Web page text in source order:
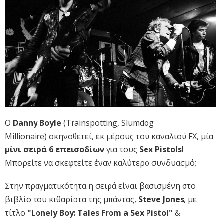
Ο Danny Boyle (Trainspotting, Slumdog
Millionaire) σκηνοθετεί, εκ μέρους του καναλιού FX, μία
μίνι σειρά 6 επεισοδίωνγια τους Sex Pistols!
Μπορείτε να σκεφτείτε έναν καλύτερο συνδυασμό;
Στην πραγματικότητα η σειρά είναι βασισμένη στο
βιβλίο του κιθαρίστα της μπάντας, Steve Jones, με
τίτλο "Lonely Boy: Tales From a Sex Pistol" &